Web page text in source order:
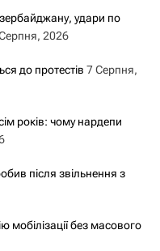
удари по
2026
до протестів 7 Серпня,
років: чому нардепи
після звільнення з
мобілізації без масового